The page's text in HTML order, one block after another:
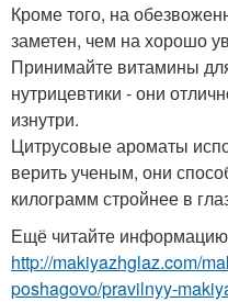
Кроме того, на
заметен, чем на хорошо
Принимайте витамины
нутрицевтики - они
изнутри.
Цитрусовые ароматы
верить ученым, они
килограмм стройнее в
Ещё читайте
http://makiyazhglaz.com/
poshagovo/pravilnyy-